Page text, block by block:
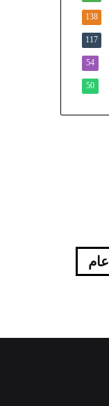
138
117
54
50
عام